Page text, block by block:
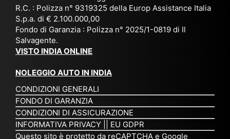
zat
o
su
su
ra
r
noi
tre
da
pr
rie
pe
rs
on
a
nia
è
rdi
na
rio
to
sta
a
ch
e
po
R.C. : Polizza n° 9319325 della Europ Assistance Italia
S.p.a. di € 2.100.000,00
Fondo di Garanzia : Polizza n° 2025/1-0819 di Il
Salvagente.
VISTO INDIA ONLINE
NOLEGGIO AUTO IN INDIA
CONDIZIONI GENERALI
FONDO DI GARANZIA
CONDIZIONI DI ASSICURAZIONE
INFORMATIVA PRIVACY
EU GDPR
Questo sito è protetto da reCAPTCHA e Google